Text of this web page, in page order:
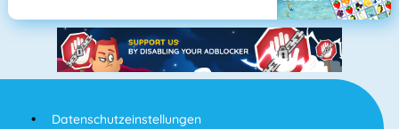
Datenschutzeinstellungen